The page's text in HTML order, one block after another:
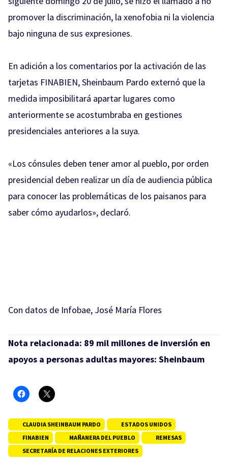
promover la discriminación, la xenofobia ni la violencia
bajo ninguna de sus expresiones.
En adición a los comentarios por la activación de las
tarjetas FINABIEN, Sheinbaum Pardo externó que la
medida imposibilitará apartar lugares como
anteriormente se acostumbraba en gestiones
presidenciales anteriores a la suya.
«Los cónsules deben tener amor al pueblo, por orden
presidencial deben realizar un día de audiencia pública
para conocer las problemáticas de los paisanos para
saber cómo ayudarlos», declaró.
Con datos de Infobae, José María Flores
Nota relacionada: 89 mil millones de inversión en
apoyos a personas adultas mayores: Sheinbaum
CLAUDIA SHEINBAUM PARDO
ESTADOS UNIDOS
FINABIEN
MAÑANERA DEL PUEBLO
REMESAS
SECRETARÍA DE RELACIONES EXTERIORES